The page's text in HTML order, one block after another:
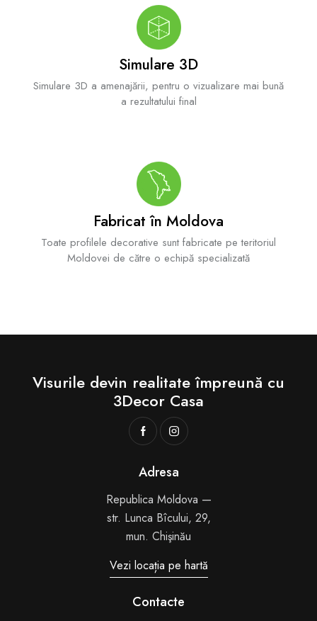
Simulare 3D
Simulare 3D a amenajării, pentru o vizualizare mai bună
a rezultatului final
Fabricat în Moldova
Toate profilele decorative sunt fabricate pe teritoriul
Moldovei de către o echipă specializată
Visurile devin realitateîmpreună cu
3Decor Casa
Adresa
Republica Moldova —
str. Lunca Bîcului, 29,
mun. Chişinău
Vezi locația pe hartă
Contacte